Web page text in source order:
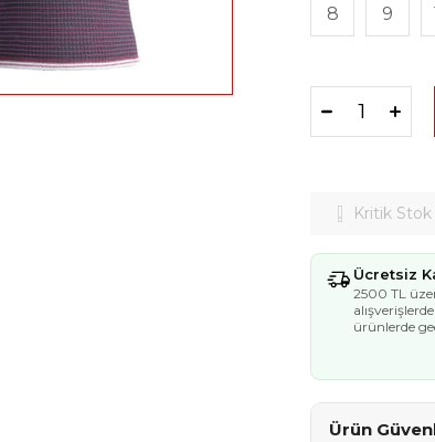
8 9
Kritik Stok
Ücretsiz
2500 TL
ürünlerde
Ürün